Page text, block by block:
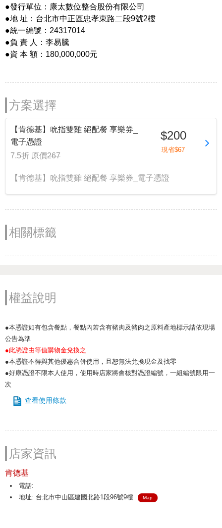
●發行單位：康太數位整合股份有限公司
●地 址：台北市中正區忠孝東路二段9號2樓
●統一編號：24317014
●負 責 人：李易騰
●資 本 額：180,000,000元
方案選擇
【肯德基】吮指雙雞 絕配餐 享樂券_
電子憑證
7.5折 原價267
$200
現省$67
【肯德基】吮指雙雞 絕配餐 享樂券_電子憑證
相關標籤
權益說明
●本憑證如有包含餐點，餐點內若含有豬肉及豬肉之原料產地標示請依現場
公告為準
●此憑證由等值購物金兌換之
●本憑證不得與其他優惠合併使用，且恕無法兌換現金及找零
●好康憑證不限本人使用，使用時店家將會核對憑證編號，一組編號限用一
次
查看使用條款
店家資訊
肯德基
電話:
地址: 台北市中山區建國北路1段96號9樓
Map